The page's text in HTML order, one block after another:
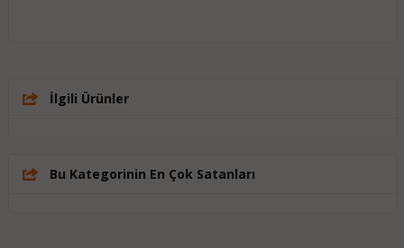
İlgili Ürünler
Bu Kategorinin En Çok Satanları